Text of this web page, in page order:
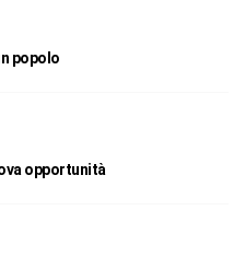
popolo
opportunità